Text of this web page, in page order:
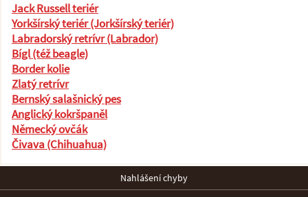
Jack Russell teriér
Yorkšírský teriér (Jorkšírský teriér)
Labradorský retrívr (Labrador)
Bígl (též beagle)
Border kolie
Zlatý retrívr
Bernský salašnický pes
Anglický kokršpaněl
Německý ovčák
Čivava (Chihuahua)
Nahlášení chyby